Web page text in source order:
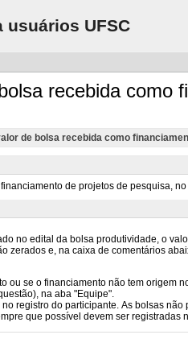
usuários UFSC
recebida como
de bolsa recebida como